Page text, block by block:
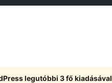
legutóbbi 3 fő kiadásával